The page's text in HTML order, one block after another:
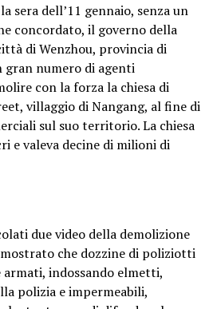
sera dell’11 gennaio, senza un
concordato, il governo della
di Wenzhou, provincia di
gran numero di agenti
con la forza la chiesa di
villaggio di Nangang, al fine di
sul suo territorio. La chiesa
e valeva decine di milioni di
due video della demolizione
che dozzine di poliziotti
indossando elmetti,
polizia e impermeabili,